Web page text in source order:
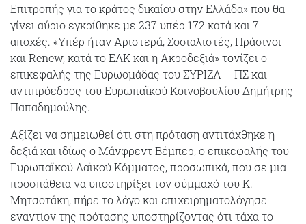
Επιτροπής για το κράτος δικαίου στην Ελλάδα» που θα
γίνει αύριο εγκρίθηκε με 237 υπέρ 172 κατά και 7
αποχές. «Υπέρ ήταν Αριστερά, Σοσιαλιστές, Πράσινοι
και Renew, κατά το ΕΛΚ και η Ακροδεξιά» τονίζει ο
επικεφαλής της Ευρωομάδας του ΣΥΡΙΖΑ – ΠΣ και
αντιπρόεδρος του Ευρωπαϊκού Κοινοβουλίου Δημήτρης
Παπαδημούλης.
Αξίζει να σημειωθεί ότι στη πρόταση αντιτάχθηκε η
δεξιά και ιδίως ο Μάνφρεντ Βέμπερ, ο επικεφαλής του
Ευρωπαϊκού Λαϊκού Κόμματος, προσωπικά, που σε μια
προσπάθεια να υποστηρίξει τον σύμμαχό του Κ.
Μητσοτάκη, πήρε το λόγο και επιχειρηματολόγησε
εναντίον της πρότασης υποστηρίζοντας ότι τάχα το